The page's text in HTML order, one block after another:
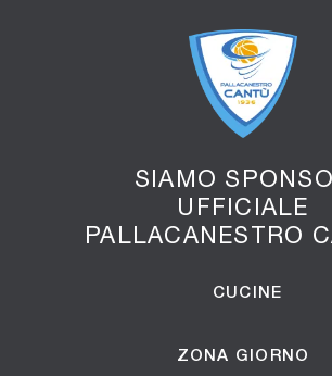
SIAMO
UFFICIALE
PALLACANESTRO
CUCINE
ZONA GIORNO